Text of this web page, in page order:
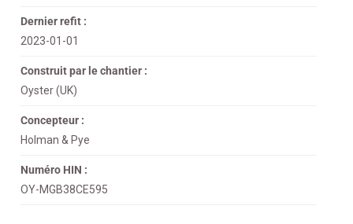
Dernier refit :
2023-01-01
Construit par le chantier :
Oyster (UK)
Concepteur :
Holman & Pye
Numéro HIN :
OY-MGB38CE595